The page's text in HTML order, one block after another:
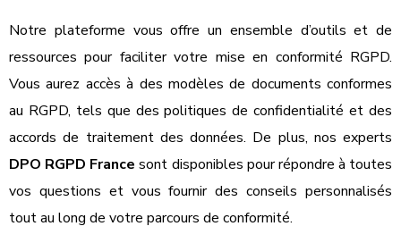
Notre plateforme vous offre un ensemble d’outils et de
ressources pour faciliter votre mise en conformité RGPD.
Vous aurez accès à des modèles de documents conformes
au RGPD, tels que des politiques de confidentialité et des
accords de traitement des données. De plus, nos experts
DPO RGPD France sont disponibles pour répondre à toutes
vos questions et vous fournir des conseils personnalisés
tout au long de votre parcours de conformité.